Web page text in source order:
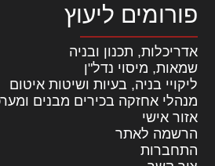
פורומים ליעוץ
אדריכלות, תכנון ובניה
שמאות, מיסוי נדל"ן
ליקויי בניה, בעיות ושיטות איטום
מנהלי אחזקה בכירים מבנים
אזור אישי
הרשמה לאתר
התחברות